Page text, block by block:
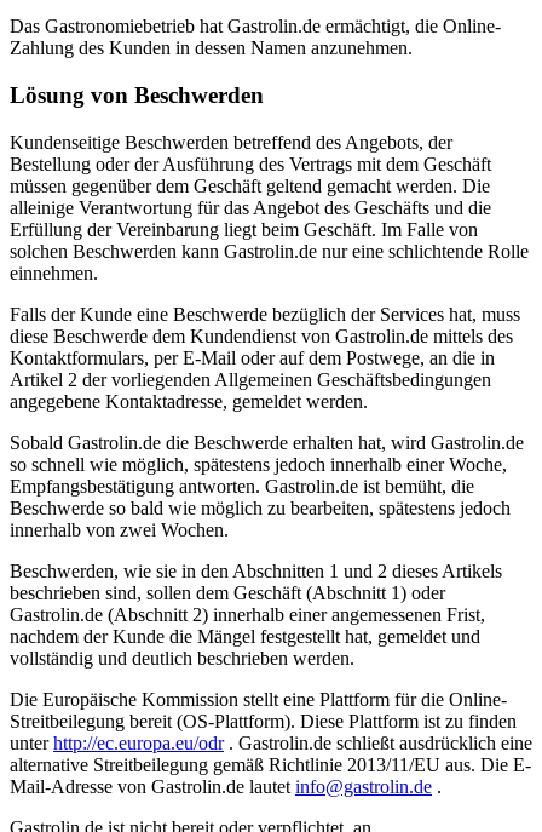
Das Gastronomiebetrieb hat Gastrolin.de ermächtigt, die Online-
Zahlung des Kunden in dessen Namen anzunehmen.
Lösung von Beschwerden
Kundenseitige Beschwerden betreffend des Angebots, der
Bestellung oder der Ausführung des Vertrags mit dem Geschäft
müssen gegenüber dem Geschäft geltend gemacht werden. Die
alleinige Verantwortung für das Angebot des Geschäfts und die
Erfüllung der Vereinbarung liegt beim Geschäft. Im Falle von
solchen Beschwerden kann Gastrolin.de nur eine schlichtende Rolle
einnehmen.
Falls der Kunde eine Beschwerde bezüglich der Services hat, muss
diese Beschwerde dem Kundendienst von Gastrolin.de mittels des
Kontaktformulars, per E-Mail oder auf dem Postwege, an die in
Artikel 2 der vorliegenden Allgemeinen Geschäftsbedingungen
angegebene Kontaktadresse, gemeldet werden.
Sobald Gastrolin.de die Beschwerde erhalten hat, wird Gastrolin.de
so schnell wie möglich, spätestens jedoch innerhalb einer Woche,
Empfangsbestätigung antworten. Gastrolin.de ist bemüht, die
Beschwerde so bald wie möglich zu bearbeiten, spätestens jedoch
innerhalb von zwei Wochen.
Beschwerden, wie sie in den Abschnitten 1 und 2 dieses Artikels
beschrieben sind, sollen dem Geschäft (Abschnitt 1) oder
Gastrolin.de (Abschnitt 2) innerhalb einer angemessenen Frist,
nachdem der Kunde die Mängel festgestellt hat, gemeldet und
vollständig und deutlich beschrieben werden.
Die Europäische Kommission stellt eine Plattform für die Online-
Streitbeilegung bereit (OS-Plattform). Diese Plattform ist zu finden
unterhttp://ec.europa.eu/odr. Gastrolin.de schließt ausdrücklich eine
alternative Streitbeilegung gemäß Richtlinie 2013/11/EU aus. Die E-
Mail-Adresse von Gastrolin.de lautet info@gastrolin.de .
Gastrolin.de ist nicht bereit oder verpflichtet, an